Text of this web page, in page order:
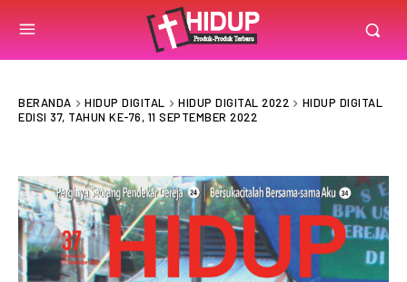
BERANDA HIDUP DIGITAL HIDUP DIGITAL 2022
HIDUP DIGITAL
EDISI 37, TAHUN KE-76, 11 SEPTEMBER 2022